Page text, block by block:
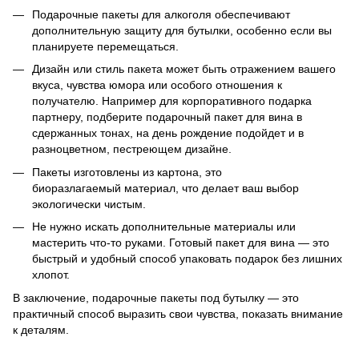
Подарочные пакеты для алкоголя обеспечивают
дополнительную защиту для бутылки, особенно если вы
планируете перемещаться.
Дизайн или стиль пакета может быть отражением вашего
вкуса, чувства юмора или особого отношения к
получателю. Например для корпоративного подарка
партнеру, подберите подарочный пакет для вина в
сдержанных тонах, на день рождение подойдет и в
разноцветном, пестреющем дизайне.
Пакеты изготовлены из картона, это
биоразлагаемый материал, что делает ваш выбор
экологически чистым.
Не нужно искать дополнительные материалы или
мастерить что-то руками. Готовый пакет для вина — это
быстрый и удобный способ упаковать подарок без лишних
хлопот.
В заключение, подарочные пакеты под бутылку — это
практичный способ выразить свои чувства, показать внимание
к деталям.